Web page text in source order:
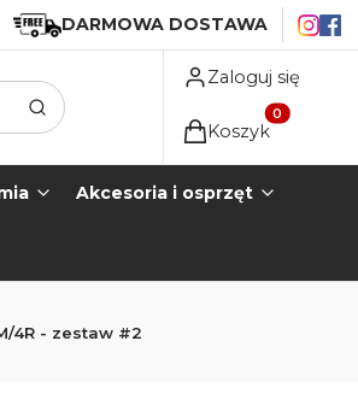
DARMOWA DOSTAWA
Szukaj
Zaloguj się
Produkty w
Koszyk
Akcesoria i osprzęt
4R - zestaw #2